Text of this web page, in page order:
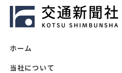
ホーム
当社について